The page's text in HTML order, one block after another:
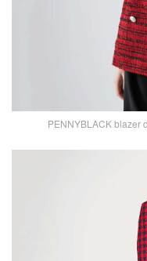
PENNYBLACK blazer